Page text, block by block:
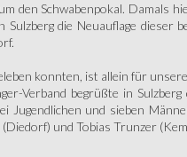
den Schwabenpokal. Damals
Sulzberg die Neuauflage
konnten, ist allein für
Verband begrüßte in
Jugendlichen und sieben
und Tobias Trunzer